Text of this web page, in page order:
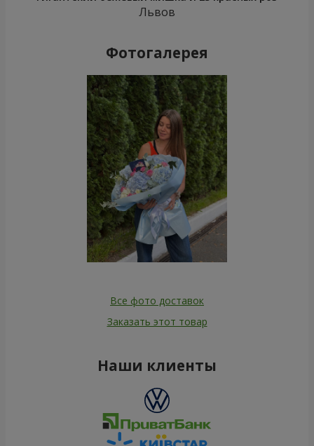
Львов
Фотогалерея
Все фото доставок
Заказать этот товар
Наши клиенты